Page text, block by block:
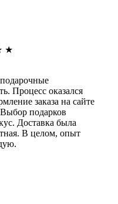
★
подарочные
Процесс оказался
заказа на сайте
подарков
Доставка была
В целом, опыт